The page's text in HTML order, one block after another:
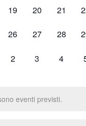
0
19
0
20
0
21
0
0
26
0
27
0
28
0
0
2
0
3
0
4
eventi previsti.